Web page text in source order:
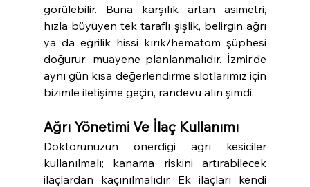
görülebilir. Buna karşılık artan asimetri,
hızla büyüyen tek taraflı şişlik, belirgin ağrı
ya da eğrilik hissi kırık/hematom şüphesi
doğurur; muayene planlanmalıdır. İzmir’de
aynı gün kısa değerlendirme slotlarımız için
bizimle iletişime geçin, randevu alın şimdi.
Ağrı Yönetimi Ve İlaç Kullanımı
Doktorunuzun önerdiği ağrı kesiciler
kullanılmalı; kanama riskini artırabilecek
ilaçlardan kaçınılmalıdır. Ek ilaçları kendi